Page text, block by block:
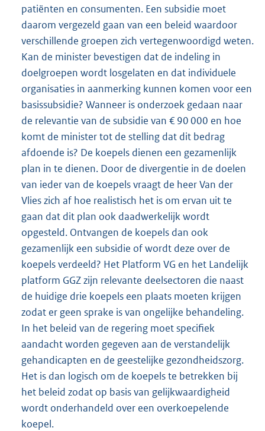
patiënten en consumenten. Een subsidie moet
daarom vergezeld gaan van een beleid waardoor
verschillende groepen zich vertegenwoordigd weten.
Kan de minister bevestigen dat de indeling in
doelgroepen wordt losgelaten en dat individuele
organisaties in aanmerking kunnen komen voor een
basissubsidie? Wanneer is onderzoek gedaan naar
de relevantie van de subsidie van € 90 000 en hoe
komt de minister tot de stelling dat dit bedrag
afdoende is? De koepels dienen een gezamenlijk
plan in te dienen. Door de divergentie in de doelen
van ieder van de koepels vraagt de heer Van der
Vlies zich af hoe realistisch het is om ervan uit te
gaan dat dit plan ook daadwerkelijk wordt
opgesteld. Ontvangen de koepels dan ook
gezamenlijk een subsidie of wordt deze over de
koepels verdeeld? Het Platform VG en het Landelijk
platform GGZ zijn relevante deelsectoren die naast
de huidige drie koepels een plaats moeten krijgen
zodat er geen sprake is van ongelijke behandeling.
In het beleid van de regering moet specifiek
aandacht worden gegeven aan de verstandelijk
gehandicapten en de geestelijke gezondheidszorg.
Het is dan logisch om de koepels te betrekken bij
het beleid zodat op basis van gelijkwaardigheid
wordt onderhandeld over een overkoepelende
koepel.